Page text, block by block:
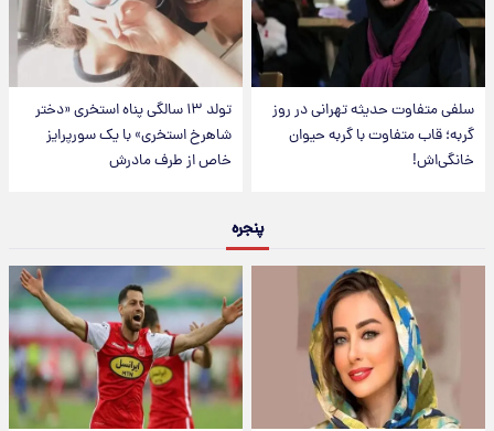
سلفی متفاوت حدیثه تهرانی در روز
گربه؛ قاب متفاوت با گربه حیوان
خانگی‌اش!
تولد ۱۳ سالگی پناه استخری «دختر
شاهرخ استخری» با یک سورپرایز
خاص از طرف مادرش
پنجره